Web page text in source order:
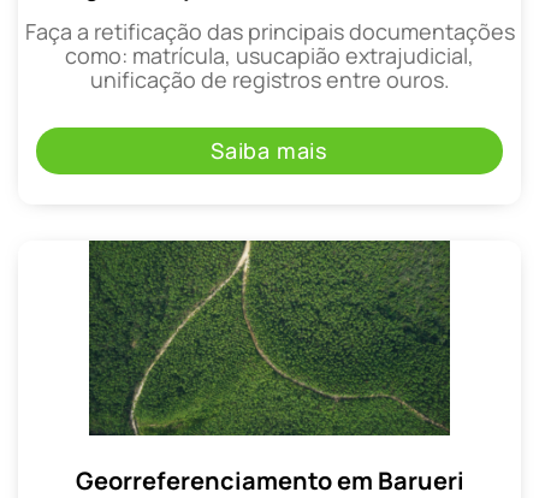
Faça a retificação das principais documentações
como: matrícula, usucapião extrajudicial,
unificação de registros entre ouros.
Saiba mais
Georreferenciamento em Barueri